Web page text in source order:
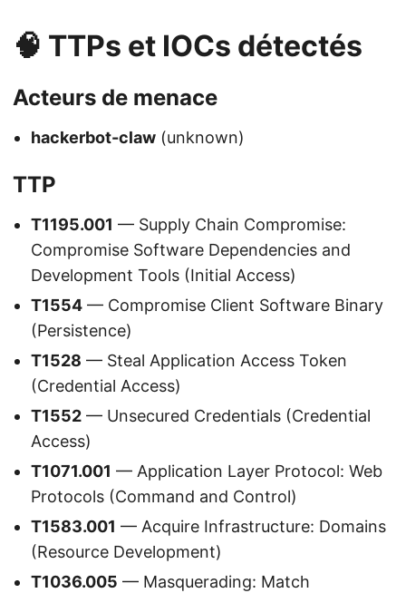
🧠 TTPs et IOCs détectés
Acteurs de menace
hackerbot-claw (unknown)
TTP
T1195.001 — Supply Chain Compromise:
Compromise Software Dependencies and
Development Tools (Initial Access)
T1554 — Compromise Client Software Binary
(Persistence)
T1528 — Steal Application Access Token
(Credential Access)
T1552 — Unsecured Credentials (Credential
Access)
T1071.001 — Application Layer Protocol: Web
Protocols (Command and Control)
T1583.001 — Acquire Infrastructure: Domains
(Resource Development)
T1036.005 — Masquerading: Match